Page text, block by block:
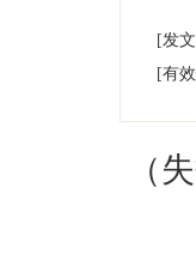
政务公开
[发
[有
（